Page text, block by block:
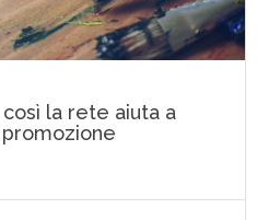
la rete aiuta a